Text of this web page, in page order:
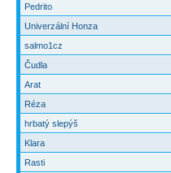
Pedrito
Univerzální Honza
salmo1cz
Čudla
Arat
Réza
hrbatý slepýš
Klara
Rasti